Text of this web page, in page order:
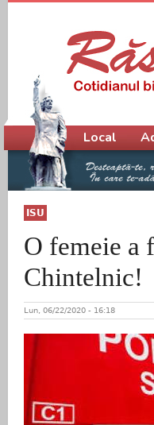
ISU
O femeie a
Chintelnic!
Lun, 06/22/2020 - 16:18
Meniu principal
Local